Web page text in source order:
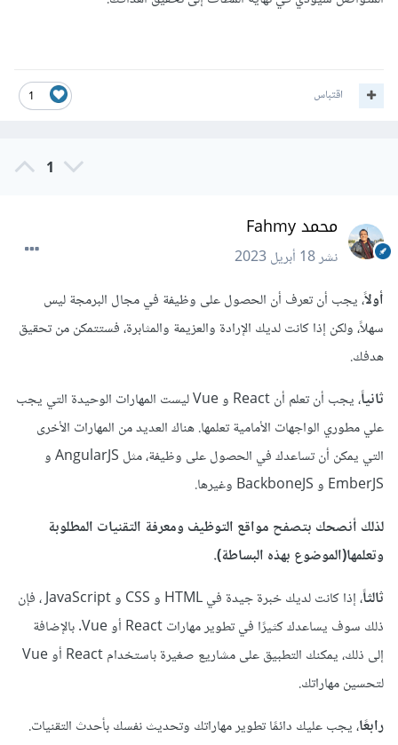
1 اقتباس
1
محمد Fahmy
نشر18 أبريل 2023
أولاً، يجب أن تعرف أن الحصول على وظيفة في مجال البرمجة ليس
سهلاً، ولكن إذا كانت لديك الإرادة والعزيمة والمثابرة، فستتمكن من تحقيق
هدفك.
ثانياً
، يجب أن تعلم أن React و Vue ليست المهارات الوحيدة التي يجب
علي مطوري الواجهات الأمامية تعلمها. هناك العديد من المهارات الأخرى
التي يمكن أن تساعدك في الحصول على وظيفة، مثل AngularJS و
EmberJS و BackboneJS وغيرها.
لذلك أنصحك بتصفح مواقع التوظيف ومعرفة التقنيات المطلوبة
وتعلمها(الموضوع بهذه البساطة).
ثالثاً
، إذا كانت لديك خبرة جيدة في HTML و CSS و JavaScript ، فإن
ذلك سوف يساعدك كثيرًا في تطوير مهارات React أو Vue. بالإضافة
إلى ذلك، يمكنك التطبيق على مشاريع صغيرة باستخدام React أو Vue
لتحسين مهاراتك.
رابعًا، يجب عليك دائمًا تطوير مهاراتك وتحديث نفسك بأحدث التقنيات.